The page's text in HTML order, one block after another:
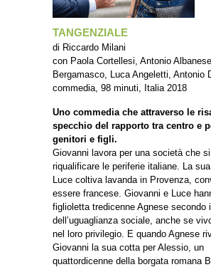
TANGENZIALE
di Riccardo Milani
con Paola Cortellesi, Antonio
Bergamasco, Luca Angeletti, Antonio
commedia, 98 minuti, Italia 2018
Uno commedia che attraverso le
specchio del rapporto tra centro e
genitori e figli.
Giovanni lavora per una società che
riqualificare le periferie italiane. La
Luce coltiva lavanda in Provenza,
essere francese. Giovanni e Luce
figlioletta tredicenne Agnese secondo
dell’uguaglianza sociale, anche se
nel loro privilegio. E quando Agnese
Giovanni la sua cotta per Alessio, un
quattordicenne della borgata romana